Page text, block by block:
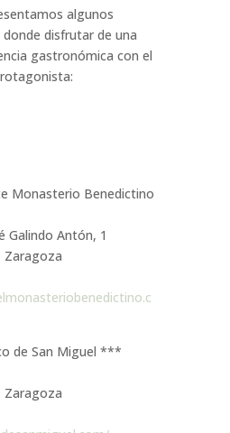
algunos
disfrutar de una
gastronómica con el
Monasterio Benedictino
Galindo Antón, 1
Zaragoza
de San Miguel ***
Zaragoza